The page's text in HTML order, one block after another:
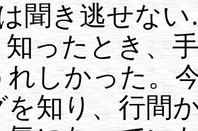
聞き逃せな
ったとき、
しかった。
知り、行間